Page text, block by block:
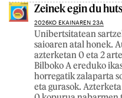
Zeinek egin du
2026KO EKAINAREN 23A
Unibertsitatean
saioaren atal honek.
azterketan 0 eta 2
Bilboko A ereduko
horregatik zalaparta
eta gurasok.